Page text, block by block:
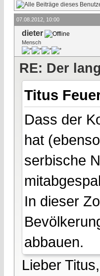
07.08.2012, 10:00
dieter
Mensch
RE: Der
Titus
Dass der
hat
serbische
In dieser
abbauen.
Lieber Titus,